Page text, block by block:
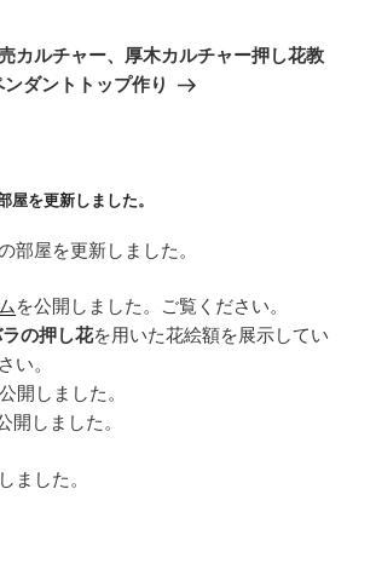
カルチャー、厚木カルチャー押し花教
ントトップ作り
屋を更新しました。
部屋を更新しました。
を公開しました。ご覧ください。
の押し花を用いた花絵額を展示してい
い。
開しました。
開しました。
ました。